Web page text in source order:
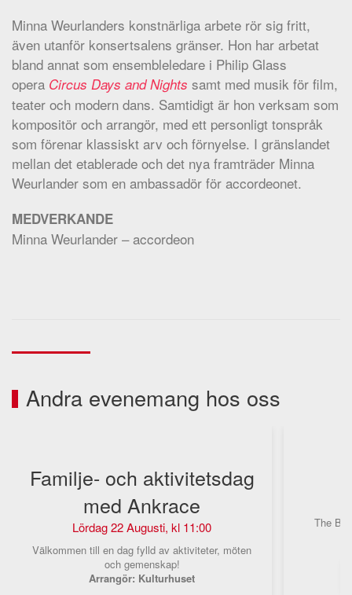
Minna Weurlanders konstnärliga arbete rör sig fritt,
även utanför konsertsalens gränser. Hon har arbetat
bland annat som ensembleledare i Philip Glass
opera Circus Days and Nights samt med musik för film,
teater och modern dans. Samtidigt är hon verksam som
kompositör och arrangör, med ett personligt tonspråk
som förenar klassiskt arv och förnyelse. I gränslandet
mellan det etablerade och det nya framträder Minna
Weurlander som en ambassadör för accordeonet.
MEDVERKANDE
Minna Weurlander – accordeon
Andra evenemang hos oss
Familje- och aktivitetsdag
med Ankrace
Lördag 22 Augusti, kl 11:00
Välkommen till en dag fylld av aktiviteter, möten
och gemenskap!
Arrangör: Kulturhuset
The